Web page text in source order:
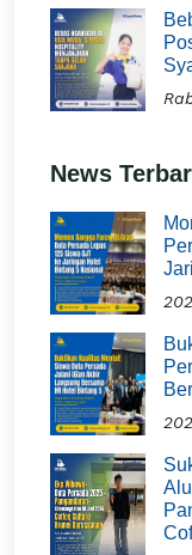
News